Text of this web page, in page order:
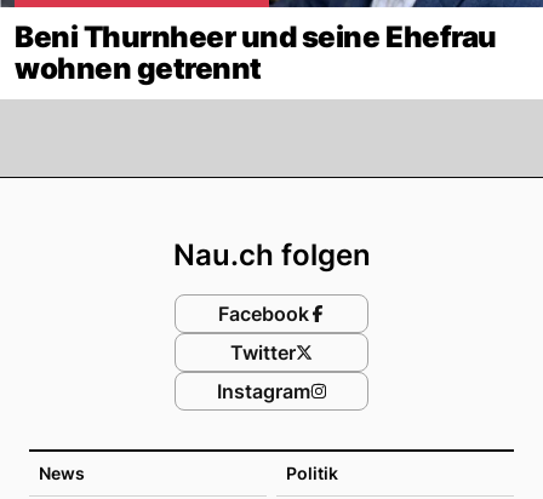
Beni Thurnheer und seine Ehefrau
wohnen getrennt
News Politik
Nau.ch folgen
Facebook
Twitter
Instagram